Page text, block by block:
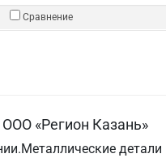
Сравнение
«Регион Казань»